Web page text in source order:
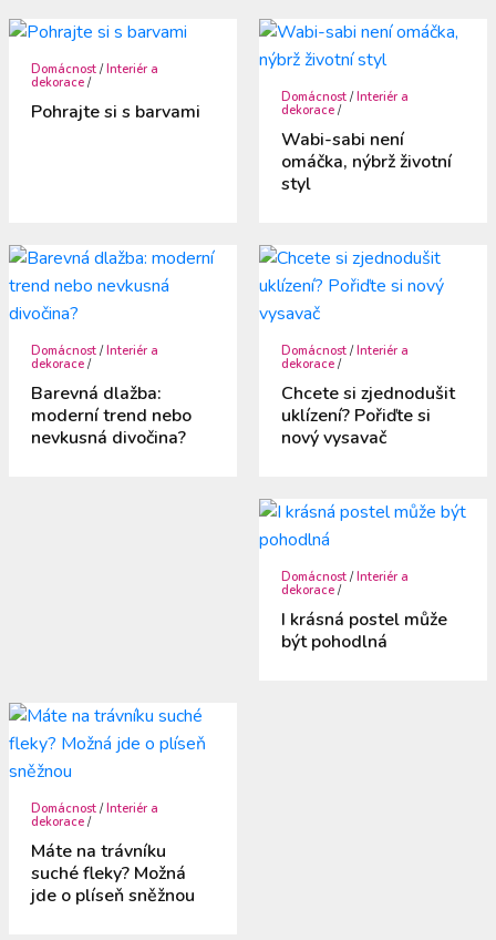
Domácnost /Interiér a
dekorace /
Pohrajte si s barvami
Domácnost /Interiér a
dekorace /
Wabi-sabi není
omáčka, nýbrž životní
styl
Domácnost /Interiér a
dekorace /
Barevná dlažba:
moderní trend nebo
nevkusná divočina?
Domácnost /Interiér a
dekorace /
Chcete si zjednodušit
uklízení? Pořiďte si
nový vysavač
Domácnost /Interiér a
dekorace /
I krásná postel může
být pohodlná
Domácnost /Interiér a
dekorace /
Máte na trávníku
suché fleky? Možná
jde o plíseň sněžnou